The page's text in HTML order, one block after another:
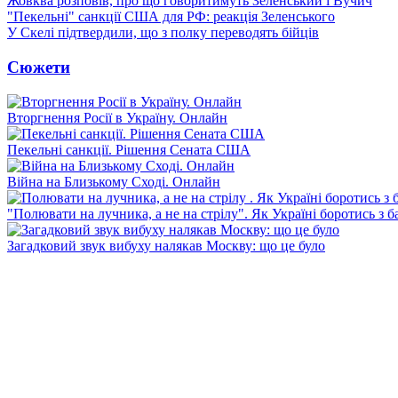
"Пекельні" санкції США для РФ: реакція Зеленського
У Скелі підтвердили, що з полку переводять бійців
Сюжети
Вторгнення Росії в Україну. Онлайн
Пекельні санкції. Рішення Сената США
Війна на Близькому Сході. Онлайн
"Полювати на лучника, а не на стрілу". Як Україні боротись з
Загадковий звук вибуху налякав Москву: що це було